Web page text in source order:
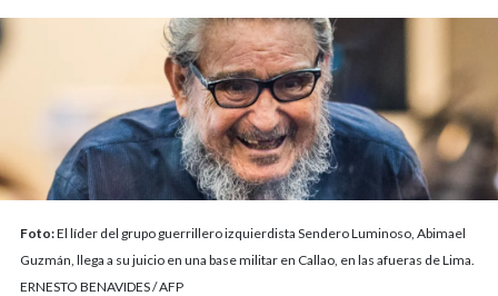
Foto:El líder del grupo guerrillero izquierdista Sendero Luminoso, Abimael
Guzmán, llega a su juicio en una base militar en Callao, en las afueras de Lima.
ERNESTO BENAVIDES / AFP